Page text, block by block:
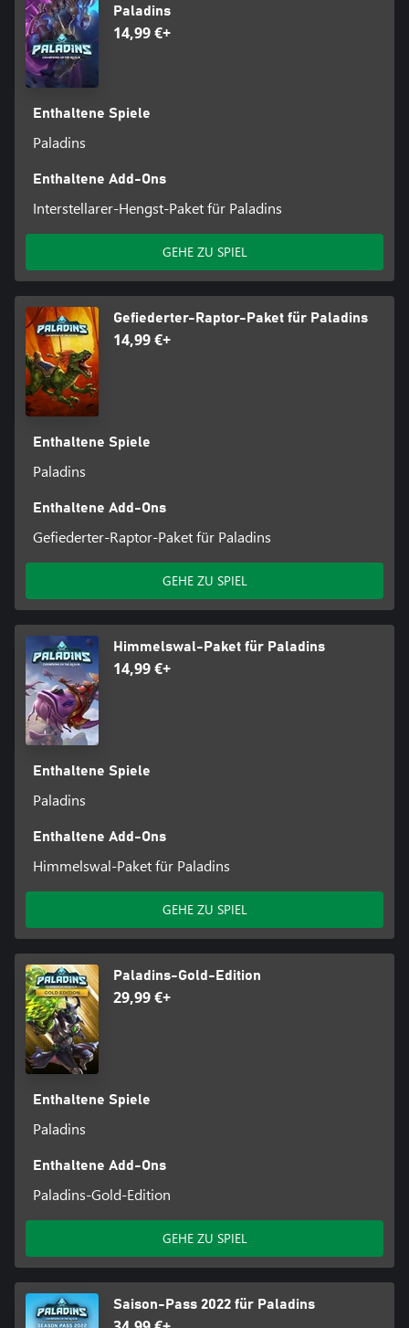
Paladins
14,99 €+
Enthaltene Spiele
Paladins
Enthaltene Add-Ons
Interstellarer-Hengst-Paket für Paladins
GEHE ZU SPIEL
Gefiederter-Raptor-Paket für Paladins
14,99 €+
Enthaltene Spiele
Paladins
Enthaltene Add-Ons
Gefiederter-Raptor-Paket für Paladins
GEHE ZU SPIEL
Himmelswal-Paket für Paladins
14,99 €+
Enthaltene Spiele
Paladins
Enthaltene Add-Ons
Himmelswal-Paket für Paladins
GEHE ZU SPIEL
Paladins-Gold-Edition
29,99 €+
Enthaltene Spiele
Paladins
Enthaltene Add-Ons
Paladins-Gold-Edition
GEHE ZU SPIEL
Saison-Pass 2022 für Paladins